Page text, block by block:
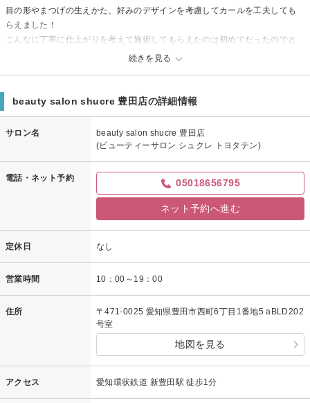
続きを見る
目の形やまつげの生えかた、好みのデザインを考慮してカールを工夫しても
らえました！
こんなに丁寧に仕上がりを考えて施術してもらえたのは初めてだったのでと
beauty salon shucre 豊田店の詳細情報
サロン名
beauty salon shucre 豊田店
(ビューティーサロン シュクレ トヨタテン)
電話・ネット予約 05018656795
ネット予約へ進む
定休日 なし
営業時間 10：00～19：00
住所
〒471-0025 愛知県豊田市西町6丁目1番地5 aBLD202
号室
地図を見る
アクセス 愛知環状鉄道 新豊田駅 徒歩1分